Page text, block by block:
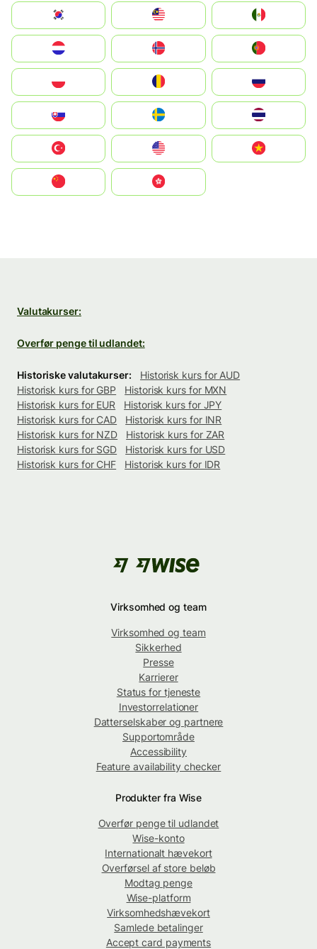
South Korea
United States
中國香港特別行政區
Valutakurser:
Overfør penge til udlandet:
Historiske valutakurser:
Historisk kurs for AUD
Historisk kurs for GBP
Historisk kurs for MXN
Historisk kurs for EUR
Historisk kurs for JPY
Historisk kurs for CAD
Historisk kurs for INR
Historisk kurs for NZD
Historisk kurs for ZAR
Historisk kurs for SGD
Historisk kurs for USD
Historisk kurs for CHF
Historisk kurs for IDR
Virksomhed og team
Virksomhed og team
Sikkerhed
Presse
Karrierer
Status for tjeneste
Investorrelationer
Datterselskaber og partnere
Supportområde
Accessibility
Feature availability checker
Produkter fra Wise
Overfør penge til udlandet
Wise-konto
Internationalt hævekort
Overførsel af store beløb
Modtag penge
Wise-platform
Virksomhedshævekort
Samlede betalinger
Accept card payments